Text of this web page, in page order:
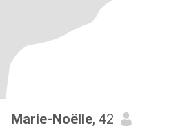
Marie-Noëlle, 42